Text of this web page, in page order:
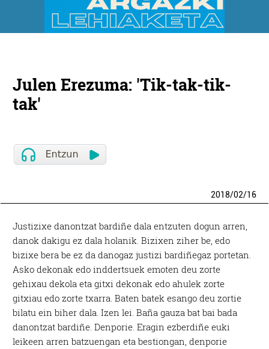
Julen Erezuma: 'Tik-tak-tik-
tak'
2018/02/16
Justizixe danontzat bardiñe dala entzuten dogun arren,
danok dakigu ez dala holanik. Bizixen ziher be, edo
bizixe bera be ez da danogaz justizi bardiñegaz portetan.
Asko dekonak edo inddertsuek emoten deu zorte
gehixau dekola eta gitxi dekonak edo ahulek zorte
gitxiau edo zorte txarra. Baten batek esango deu zortie
bilatu ein biher dala. Izen lei. Baña gauza bat bai bada
danontzat bardiñe. Denporie. Eragin ezberdiñe euki
leikeen arren batzuengan eta bestiongan, denporie